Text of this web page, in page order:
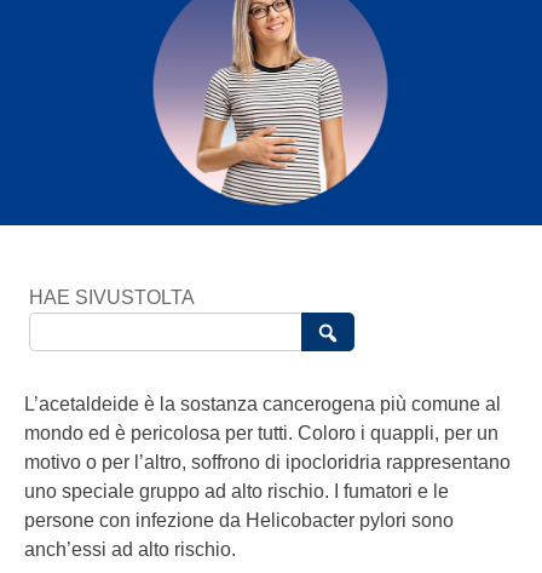
HAE SIVUSTOLTA
L’acetaldeide è la sostanza cancerogena più comune al
mondo ed è pericolosa per tutti. Coloro i quappli, per un
motivo o per l’altro, soffrono di ipocloridria rappresentano
uno speciale gruppo ad alto rischio. I fumatori e le
persone con infezione da Helicobacter pylori sono
anch’essi ad alto rischio.